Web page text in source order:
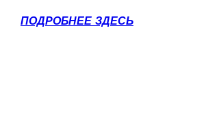
ПОДРОБНЕЕ ЗДЕСЬ